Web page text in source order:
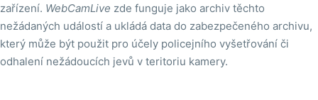
zařízení. WebCamLive zde funguje jako archiv těchto
nežádaných událostí a ukládá data do zabezpečeného archivu,
který může být použit pro účely policejního vyšetřování či
odhalení nežádoucích jevů v teritoriu kamery.